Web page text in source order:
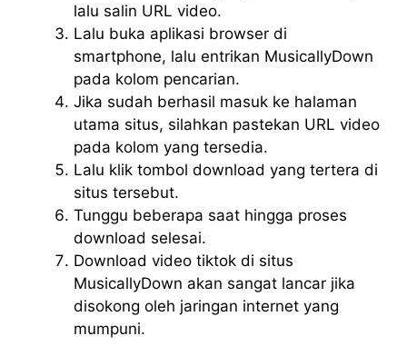
lalu salin URL video.
Lalu buka aplikasi browser di
smartphone, lalu entrikan MusicallyDown
pada kolom pencarian.
Jika sudah berhasil masuk ke halaman
utama situs, silahkan pastekan URL video
pada kolom yang tersedia.
Lalu klik tombol download yang tertera di
situs tersebut.
Tunggu beberapa saat hingga proses
download selesai.
Download video tiktok di situs
MusicallyDown akan sangat lancar jika
disokong oleh jaringan internet yang
mumpuni.